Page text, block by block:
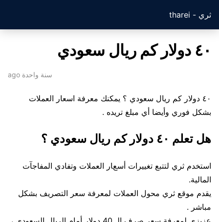
ثري - tharei
٤٠ دولار كم ريال سعودي
سنة واحدة ago
٤٠ دولار كم ريال سعودي ؟ يمكنك معرفة اسعار العملات
بشكل فوري وأيضا أي مبلغ تريده .
هل تعلم ٤٠ دولار كم ريال سعودي ؟
استخدم ثري لتتبع تغييرات أسعار العملات وتفادي المفاجآت
المالية.
يقدم موقع ثري محول العملات لمعرفة سعر التصريف بشكل
مباشر .